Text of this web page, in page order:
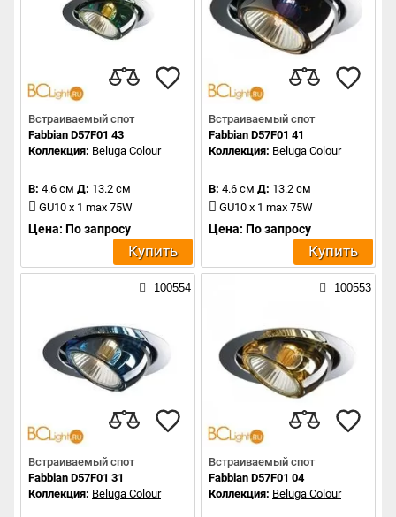
Встраиваемый спот
Fabbian D57F01 43
Коллекция: Beluga Colour
В: 4.6 см Д: 13.2 см
GU10 x 1 max 75W
Цена: По запросу
Купить
Встраиваемый спот
Fabbian D57F01 41
Коллекция: Beluga Colour
В: 4.6 см Д: 13.2 см
GU10 x 1 max 75W
Цена: По запросу
Купить
100554
Встраиваемый спот
Fabbian D57F01 31
Коллекция: Beluga Colour
100553
Встраиваемый спот
Fabbian D57F01 04
Коллекция: Beluga Colour